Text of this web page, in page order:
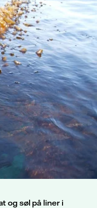
og søl på liner i